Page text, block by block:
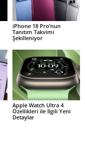
iPhone 18 Pro’nun
Tanıtım Takvimi
Şekilleniyor
Apple Watch Ultra 4
Özellikleri ile İlgili Yeni
Detaylar